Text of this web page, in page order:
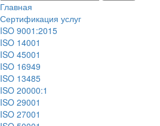
Главная
Сертификация услуг
ISO 9001:2015
ISO 14001
ISO 45001
ISO 16949
ISO 13485
ISO 20000:1
ISO 29001
ISO 27001